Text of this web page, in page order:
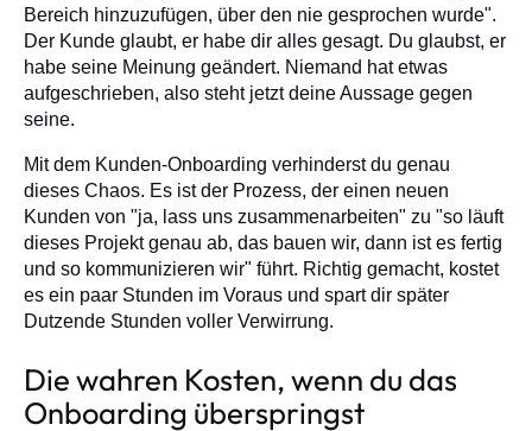
Bereich hinzuzufügen, über den nie gesprochen wurde".
Der Kunde glaubt, er habe dir alles gesagt. Du glaubst, er
habe seine Meinung geändert. Niemand hat etwas
aufgeschrieben, also steht jetzt deine Aussage gegen
seine.
Mit dem Kunden-Onboarding verhinderst du genau
dieses Chaos. Es ist der Prozess, der einen neuen
Kunden von "ja, lass uns zusammenarbeiten" zu "so läuft
dieses Projekt genau ab, das bauen wir, dann ist es fertig
und so kommunizieren wir" führt. Richtig gemacht, kostet
es ein paar Stunden im Voraus und spart dir später
Dutzende Stunden voller Verwirrung.
Die wahren Kosten, wenn du das
Onboarding überspringst